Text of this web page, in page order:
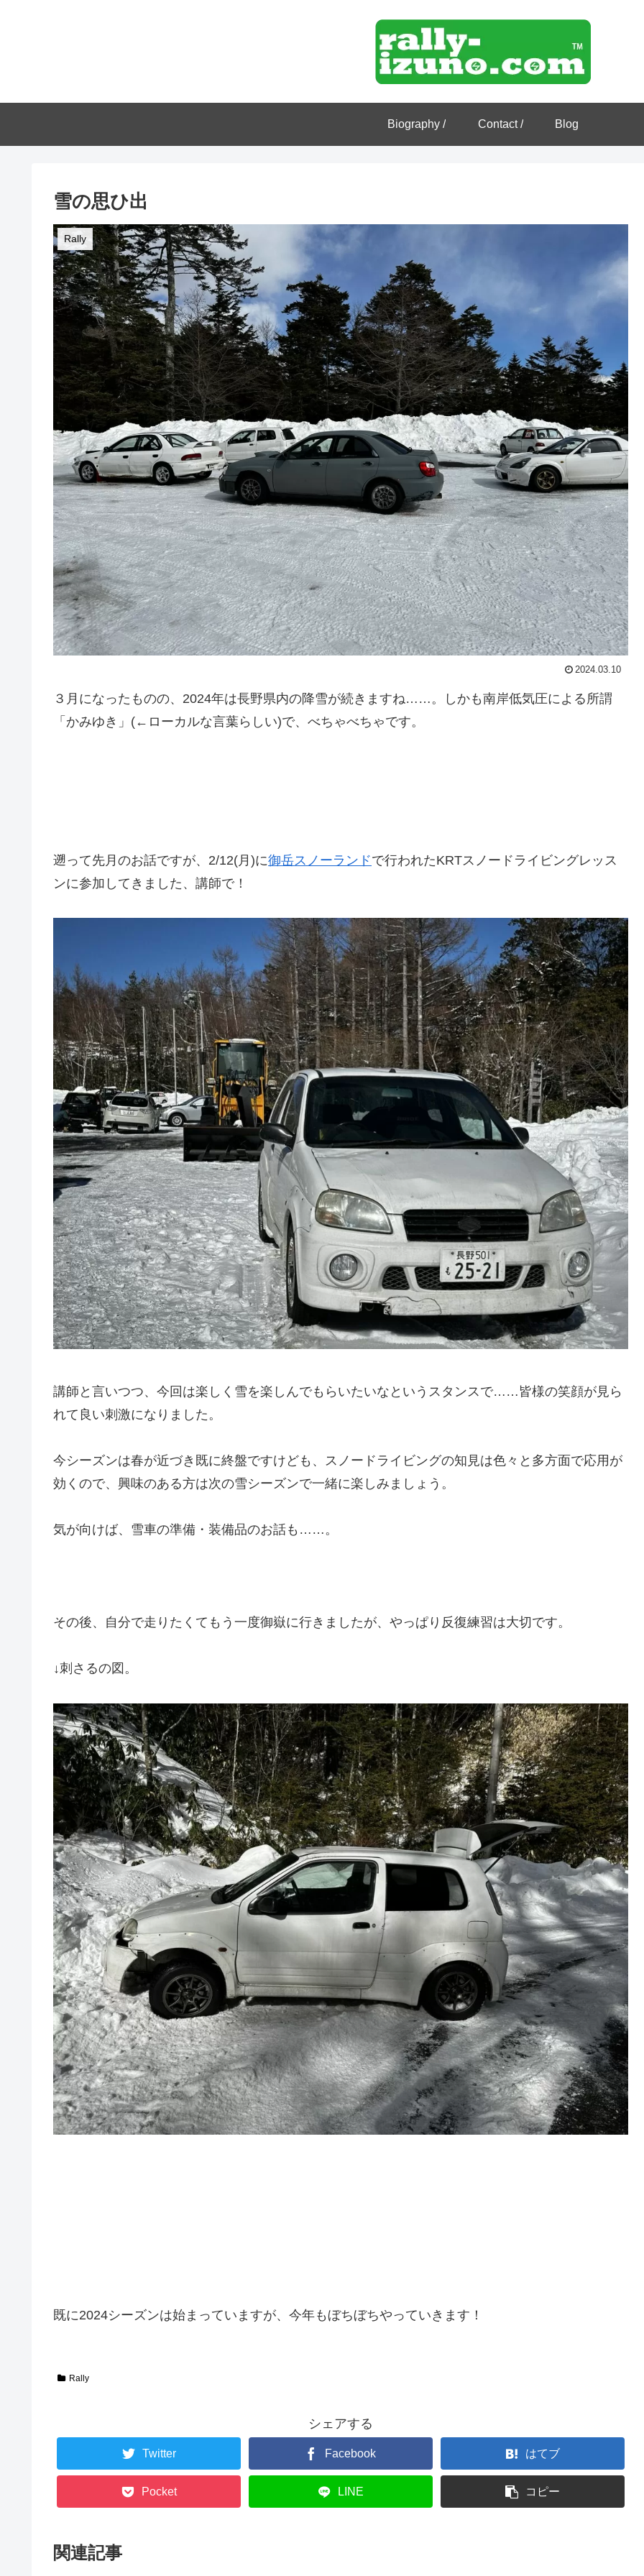
Biography / Contact / Blog
雪の思ひ出
Rally
2024.03.10
３月になったものの、2024年は長野県内の降雪が続きますね……。しかも南岸低気圧による所謂
「かみゆき」(←ローカルな言葉らしい)で、べちゃべちゃです。
遡って先月のお話ですが、2/12(月)に御岳スノーランドで行われたKRTスノードライビングレッス
ンに参加してきました、講師で！
講師と言いつつ、今回は楽しく雪を楽しんでもらいたいなというスタンスで……皆様の笑顔が見ら
れて良い刺激になりました。
今シーズンは春が近づき既に終盤ですけども、スノードライビングの知見は色々と多方面で応用が
効くので、興味のある方は次の雪シーズンで一緒に楽しみましょう。
気が向けば、雪車の準備・装備品のお話も……。
その後、自分で走りたくてもう一度御嶽に行きましたが、やっぱり反復練習は大切です。
↓刺さるの図。
既に2024シーズンは始まっていますが、今年もぼちぼちやっていきます！
Rally
シェアする
Twitter Facebook はてブ
Pocket LINE コピー
関連記事